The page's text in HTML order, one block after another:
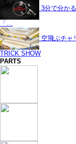
3分で分か
「…
空飛ぶチャ
TRICK SHOW
PARTS